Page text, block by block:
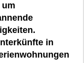
in